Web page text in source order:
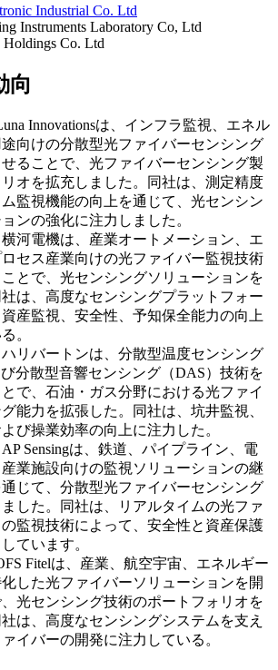
Industrial Co. Ltd
Instruments Laboratory Co, Ltd
Holdings Co. Ltd
向
Innovationsは、インフラ監視、エネル
向けの分散型光ファイバーセンシング
ることで、光ファイバーセンシング製
オを拡充しました。同社は、測定精度
監視機能の向上を通じて、光センシン
ンの強化に注力しました。
横河電機は、産業オートメーション、エ
セス産業向けの光ファイバー監視技術
とで、光センシングソリューションを
は、高度なセンシングプラットフォー
産監視、安全性、予知保全能力の向上
。
ハリバートンは、分散型温度センシング
び分散型音響センシング（DAS）技術を
で、石油・ガス分野における光ファイ
能力を拡張した。同社は、坑井監視、
び操業効率の向上に注力した。
AP Sensingは、鉄道、パイプライン、電
業施設向けの監視ソリューションの継
じて、分散型光ファイバーセンシング
した。同社は、リアルタイムの光ファ
監視技術によって、安全性と資産保護
ています。
Fitelは、産業、航空宇宙、エネルギー
した光ファイバーソリューションを開
光センシング技術のポートフォリオを
は、高度なセンシングシステムを支え
イバーの開発に注力している。